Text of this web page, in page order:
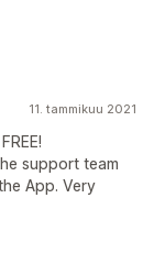
11. tammikuu 2021
support team
App. Very